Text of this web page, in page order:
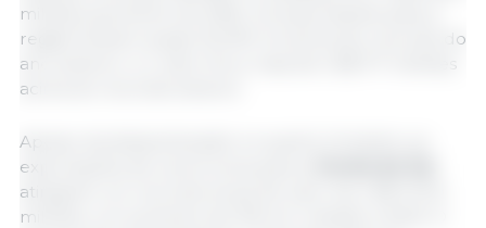
milhões (aumento de 29%). As exportações para a
região ficaram quase 30.000 mt acima do recorde do
ano anterior, e o valor ficou mais de US$ 117 milhões
acima do recorde anterior.
Apesar da desaceleração no quarto trimestre, as
exportações de carne suína para a
atingiram um recorde anual de valor de US$ 727,9
milhões, um aumento de 15% em relação a 2023. O